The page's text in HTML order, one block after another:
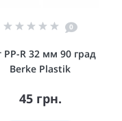
0
PP-R 32 мм 90 град
Berke Plastik
45 грн.